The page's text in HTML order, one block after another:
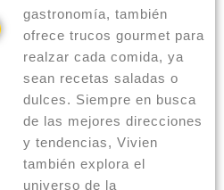
gastronomía, también
ofrece trucos gourmet para
realzar cada comida, ya
sean recetas saladas o
dulces. Siempre en busca
de las mejores direcciones
y tendencias, Vivien
también explora el
universo de la